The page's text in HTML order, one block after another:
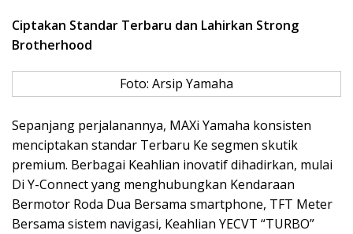
Ciptakan Standar Terbaru dan Lahirkan Strong
Brotherhood
Foto: Arsip Yamaha
Sepanjang perjalanannya, MAXi Yamaha konsisten
menciptakan standar Terbaru Ke segmen skutik
premium. Berbagai Keahlian inovatif dihadirkan, mulai
Di Y-Connect yang menghubungkan Kendaraan
Bermotor Roda Dua Bersama smartphone, TFT Meter
Bersama sistem navigasi, Keahlian YECVT “TURBO”